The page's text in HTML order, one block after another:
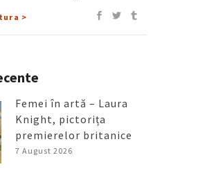
>
Femei în artă – Laura
Knight, pictorița
premierelor britanice
7 August 2026